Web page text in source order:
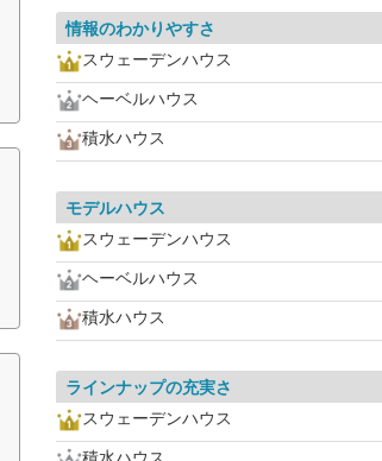
情報のわかりやすさ
スウェーデンハウス
ヘーベルハウス
積水ハウス
モデルハウス
スウェーデンハウス
ヘーベルハウス
積水ハウス
ラインナップの充実さ
スウェーデンハウス